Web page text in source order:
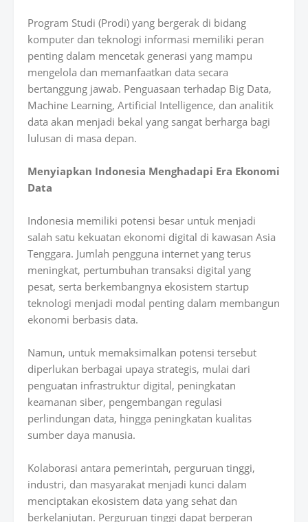
Program Studi (Prodi) yang bergerak di bidang
komputer dan teknologi informasi memiliki peran
penting dalam mencetak generasi yang mampu
mengelola dan memanfaatkan data secara
bertanggung jawab. Penguasaan terhadap Big Data,
Machine Learning, Artificial Intelligence, dan analitik
data akan menjadi bekal yang sangat berharga bagi
lulusan di masa depan.
Menyiapkan Indonesia Menghadapi Era Ekonomi
Data
Indonesia memiliki potensi besar untuk menjadi
salah satu kekuatan ekonomi digital di kawasan Asia
Tenggara. Jumlah pengguna internet yang terus
meningkat, pertumbuhan transaksi digital yang
pesat, serta berkembangnya ekosistem startup
teknologi menjadi modal penting dalam membangun
ekonomi berbasis data.
Namun, untuk memaksimalkan potensi tersebut
diperlukan berbagai upaya strategis, mulai dari
penguatan infrastruktur digital, peningkatan
keamanan siber, pengembangan regulasi
perlindungan data, hingga peningkatan kualitas
sumber daya manusia.
Kolaborasi antara pemerintah, perguruan tinggi,
industri, dan masyarakat menjadi kunci dalam
menciptakan ekosistem data yang sehat dan
berkelanjutan. Perguruan tinggi dapat berperan